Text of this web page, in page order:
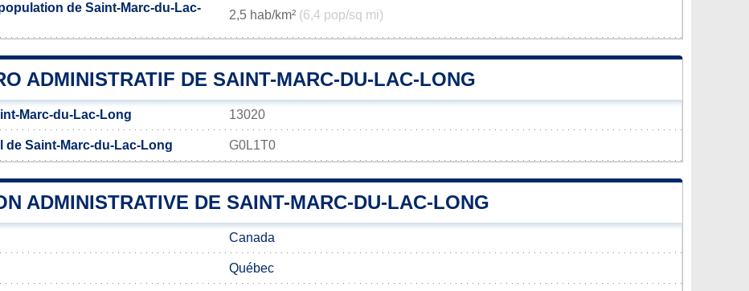
de Saint-Marc-du-Lac-
2,5 hab/km² (6,4 pop/sq mi)
ADMINISTRATIF DE SAINT-MARC-DU-LAC-LONG
Marc-du-Lac-Long 13020
de Saint-Marc-du-Lac-Long G0L1T0
ADMINISTRATIVE DE SAINT-MARC-DU-LAC-LONG
Canada
Québec